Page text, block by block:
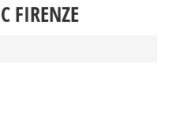
FIRENZE